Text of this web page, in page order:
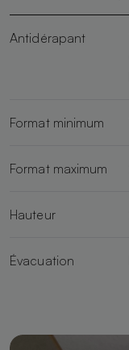
Antidérapant
Format minimum
Format maximum
Hauteur
Évacuation